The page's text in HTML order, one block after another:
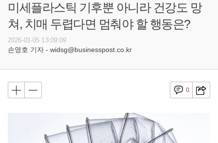
미세플라스틱 기후뿐 아니라 건강도 망
쳐, 치매 두렵다면 멈춰야 할 행동은?
2026-01-05 13:09:09
손영호 기자 - widsg@businesspost.co.kr
0